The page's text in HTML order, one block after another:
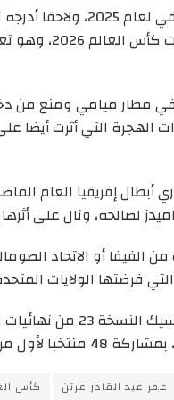
وكان عرتن (34 عاما) اختير
مجموعة حكام
مطار ميامي ومنع من
الهجرة التي أثرت أيضا
أبطال إفريقيا العام
لصالحه، ونال على
يصدر تعقيب من الفيفا أو
فرضتها الولايات
عمر عبد القادر عرتن كأس